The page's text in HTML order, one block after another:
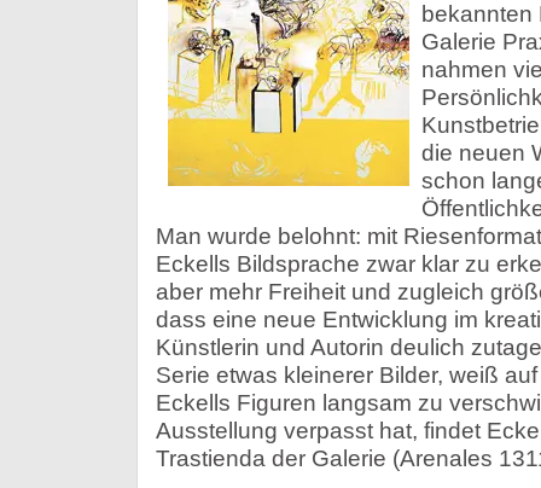
bekannten
Galerie
nahmen
die neuen
schon
Man wurde belohnt: mit
Eckells Bildsprache zwar klar zu
aber mehr Freiheit und zugleich
dass eine neue Entwicklung im
Künstlerin und Autorin deulich
Serie etwas kleinerer Bilder, weiß
Eckells Figuren langsam zu
Ausstellung verpasst hat, findet
Trastienda der Galerie (Arenales